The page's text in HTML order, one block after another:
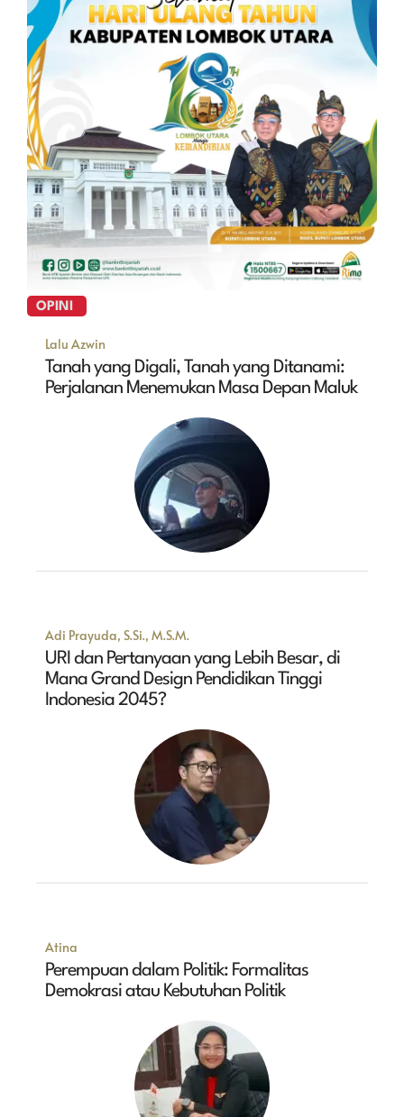
OPINI
Lalu Azwin
Tanah yang Digali, Tanah yang Ditanami:
Perjalanan Menemukan Masa Depan Maluk
Adi Prayuda, S.Si., M.S.M.
URI dan Pertanyaan yang Lebih Besar, di
Mana Grand Design Pendidikan Tinggi
Indonesia 2045?
Atina
Perempuan dalam Politik: Formalitas
Demokrasi atau Kebutuhan Politik